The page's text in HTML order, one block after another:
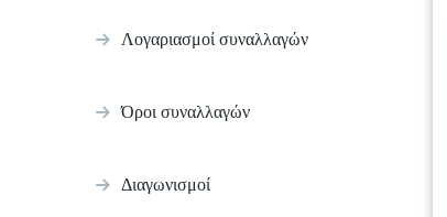
Λογαριασμοί συναλλαγών
Όροι συναλλαγών
Διαγωνισμοί